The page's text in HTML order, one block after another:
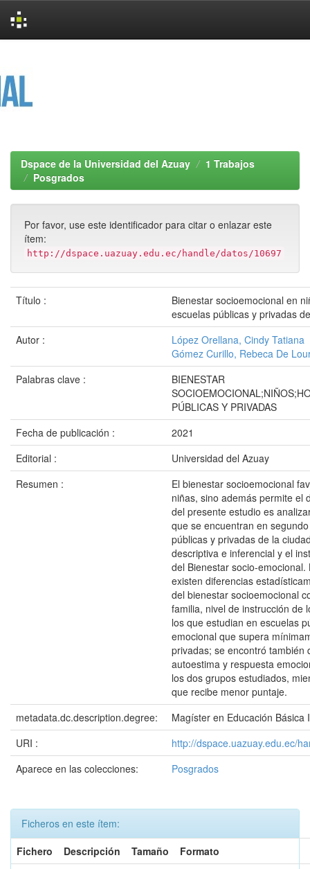
Dspace de la Universidad del Azuay
1 Trabajos
Posgrados
Por favor, use este identificador para citar o enlazar este
ítem:
http://dspace.uazuay.edu.ec/handle/datos/10697
Título :
Bienestar socioemocional en
escuelas públicas y privadas
Autor :
López Orellana, Cindy Tatiana
Gómez Curillo, Rebeca De
Palabras clave :
BIENESTAR
PÚBLICAS Y PRIVADAS
Fecha de publicación :
2021
Editorial :
Universidad del Azuay
Resumen :
El bienestar socioemocional
niñas, sino además permite el
del presente estudio es
que se encuentran en
públicas y privadas de la
descriptiva e inferencial y el
del Bienestar socio-
existen diferencias
del bienestar socioemocional
familia, nivel de instrucción de
los que estudian en escuelas
emocional que supera
privadas; se encontró también
autoestima y respuesta
los dos grupos estudiados,
que recibe menor puntaje.
metadata.dc.description.degree:
Magíster en Educación Básica
URI :
http://dspace.uazuay.edu.ec/
Aparece en las colecciones:
Posgrados
Ficheros en este ítem:
Fichero
Descripción Tamaño
Formato